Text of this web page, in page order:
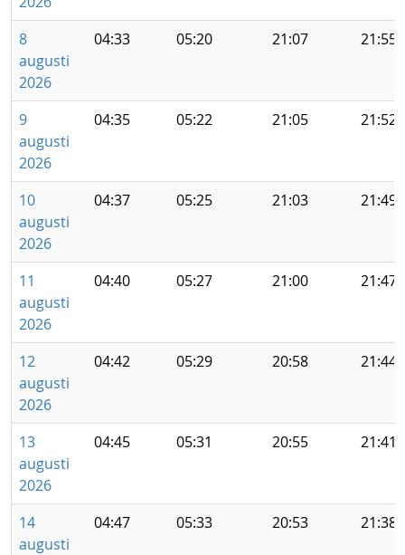
8
augusti
2026
04:33 05:20 21:07 21:55
9
augusti
2026
04:35 05:22 21:05 21:52
10
augusti
2026
04:37 05:25 21:03 21:49
11
augusti
2026
04:40 05:27 21:00 21:47
12
augusti
2026
04:42 05:29 20:58 21:44
13
augusti
2026
04:45 05:31 20:55 21:41
14
augusti
04:47 05:33 20:53 21:38